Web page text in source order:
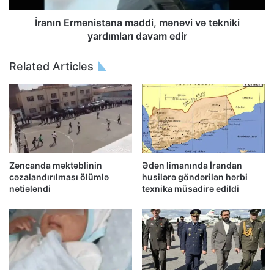
İranın Ermənistana maddi, mənəvi və tekniki
yardımları davam edir
Related Articles
Zəncanda məktəblinin
cəzalandırılması ölümlə
nətiələndi
Ədən limanında İrandan
husilərə göndərilən hərbi
texnika müsadirə edildi